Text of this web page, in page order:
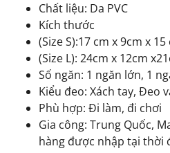
Chất liệu: Da PVC
Kích thước
(Size S):17 cm x 9cm x 15
(Size L): 24cm x 12cm
Số ngăn: 1 ngăn lớn, 1
Kiểu đeo: Xách tay, Đeo
Phù hợp: Đi làm, đi chơi
Gia công: Trung Quốc,
hàng được nhập tại thời